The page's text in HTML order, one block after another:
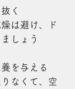
く
は避け、ド
しょう
を与える
なくて、空